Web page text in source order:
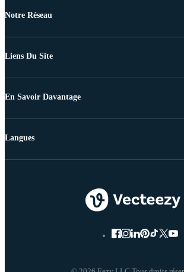
Notre Réseau
Liens Du Site
En Savoir Davantage
Langues